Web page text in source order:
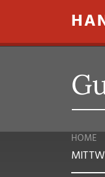
HOME